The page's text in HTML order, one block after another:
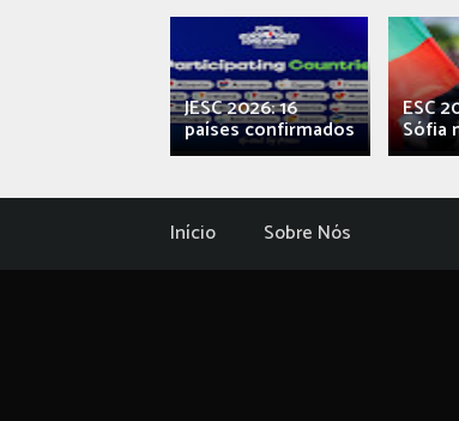
JESC 2026: 16
países confirmados
ESC
Sófia
Início Sobre Nós